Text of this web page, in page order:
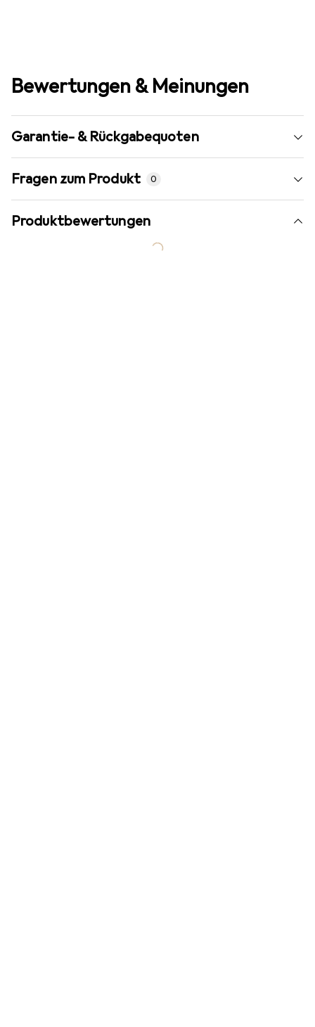
Bewertungen & Meinungen
Garantie- & Rückgabequoten
Fragen zum Produkt 0
Produktbewertungen